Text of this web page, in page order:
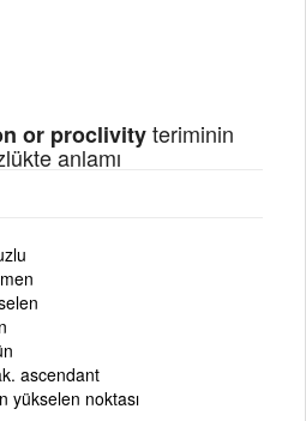
or proclivityteriminin
anlamı
ascendant
yükselen noktası